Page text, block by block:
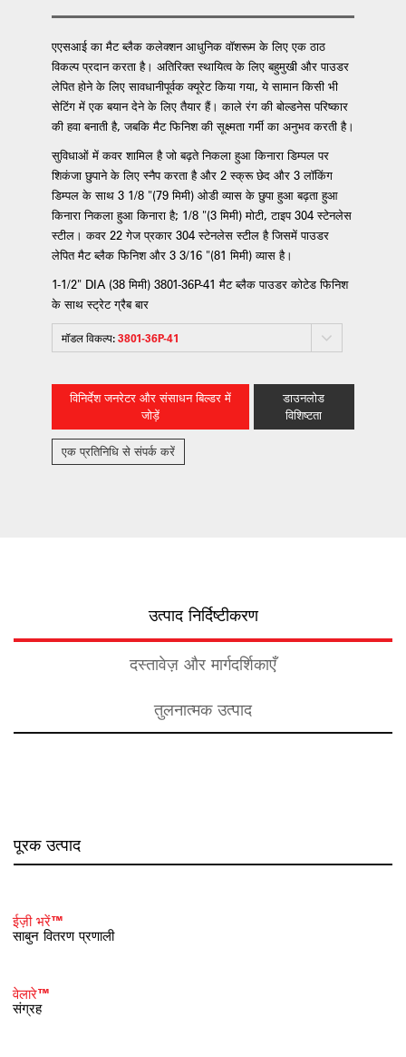
एएसआई का मैट ब्लैक कलेक्शन आधुनिक वॉशरूम के लिए एक ठाठ
विकल्प प्रदान करता है। अतिरिक्त स्थायित्व के लिए बहुमुखी और पाउडर
लेपित होने के लिए सावधानीपूर्वक क्यूरेट किया गया, ये सामान किसी भी
सेटिंग में एक बयान देने के लिए तैयार हैं। काले रंग की बोल्डनेस परिष्कार
की हवा बनाती है, जबकि मैट फिनिश की सूक्ष्मता गर्मी का अनुभव करती है।
सुविधाओं में कवर शामिल है जो बढ़ते निकला हुआ किनारा डिम्पल पर
शिकंजा छुपाने के लिए स्नैप करता है और 2 स्क्रू छेद और 3 लॉकिंग
डिम्पल के साथ 3 1/8 "(79 मिमी) ओडी व्यास के छुपा हुआ बढ़ता हुआ
किनारा निकला हुआ किनारा है; 1/8 "(3 मिमी) मोटी, टाइप 304 स्टेनलेस
स्टील। कवर 22 गेज प्रकार 304 स्टेनलेस स्टील है जिसमें पाउडर
लेपित मैट ब्लैक फिनिश और 3 3/16 "(81 मिमी) व्यास है।
1-1/2" DIA (38 मिमी) 3801-36P-41 मैट ब्लैक पाउडर कोटेड फिनिश
के साथ स्ट्रेट ग्रैब बार
मॉडल विकल्प:3801-36P-41
विनिर्देश जनरेटर और संसाधन बिल्डर में
जोड़ें
डाउनलोड
विशिष्टता
एक प्रतिनिधि से संपर्क करें
उत्पाद निर्दिष्टीकरण
दस्तावेज़ और मार्गदर्शिकाएँ
तुलनात्मक उत्पाद
पूरक उत्पाद
ईज़ी भरें™
साबुन वितरण प्रणाली
वेलारे™
संग्रह